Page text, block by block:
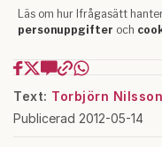
Text: Torbjörn Nilsson
Publicerad 2012-05-14